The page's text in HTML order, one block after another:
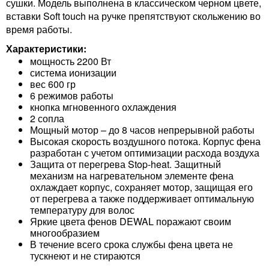
вставки Soft touch на ручке препятствуют скольжению во
время работы.
Характеристики:
мощность 2200 Вт
система ионизации
вес 600 гр
6 режимов работы
кнопка мгновенного охлаждения
2 сопла
Мощный мотор – до 8 часов непрерывной работы
Высокая скорость воздушного потока. Корпус фена
разработан с учетом оптимизации расхода воздуха
Защита от перегрева Stop-heat. Защитный
механизм на нагревательном элементе фена
охлаждает корпус, сохраняет мотор, защищая его
от перегрева а также поддерживает оптимальную
температуру для волос
Яркие цвета фенов DEWAL поражают своим
многообразием
В течение всего срока службы фена цвета не
тускнеют и не стираются